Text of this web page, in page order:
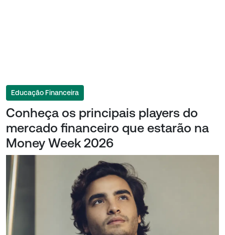
Educação Financeira
Conheça os principais players do
mercado financeiro que estarão na
Money Week 2026